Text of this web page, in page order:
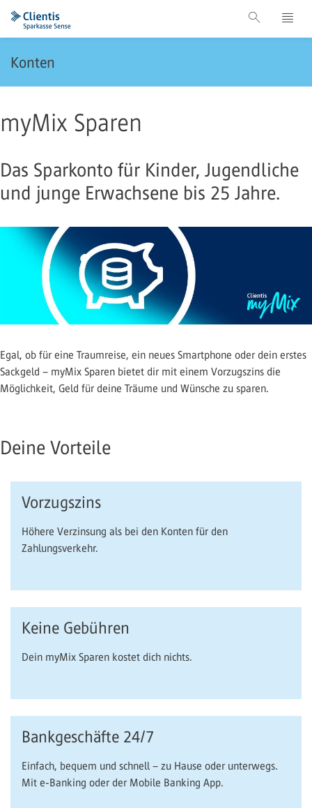
Konten
myMix Sparen
Das Sparkonto für Kinder, Jugendliche
und junge Erwachsene bis 25 Jahre.
Egal, ob für eine Traumreise, ein neues Smartphone oder dein erstes
Sackgeld – myMix Sparen bietet dir mit einem Vorzugszins die
Möglichkeit, Geld für deine Träume und Wünsche zu sparen.
Deine Vorteile
Vorzugszins
Höhere Verzinsung als bei den Konten für den
Zahlungsverkehr.
Keine Gebühren
Dein myMix Sparen kostet dich nichts.
Bankgeschäfte 24/7
Einfach, bequem und schnell – zu Hause oder unterwegs.
Mit e-Banking oder der Mobile Banking App.